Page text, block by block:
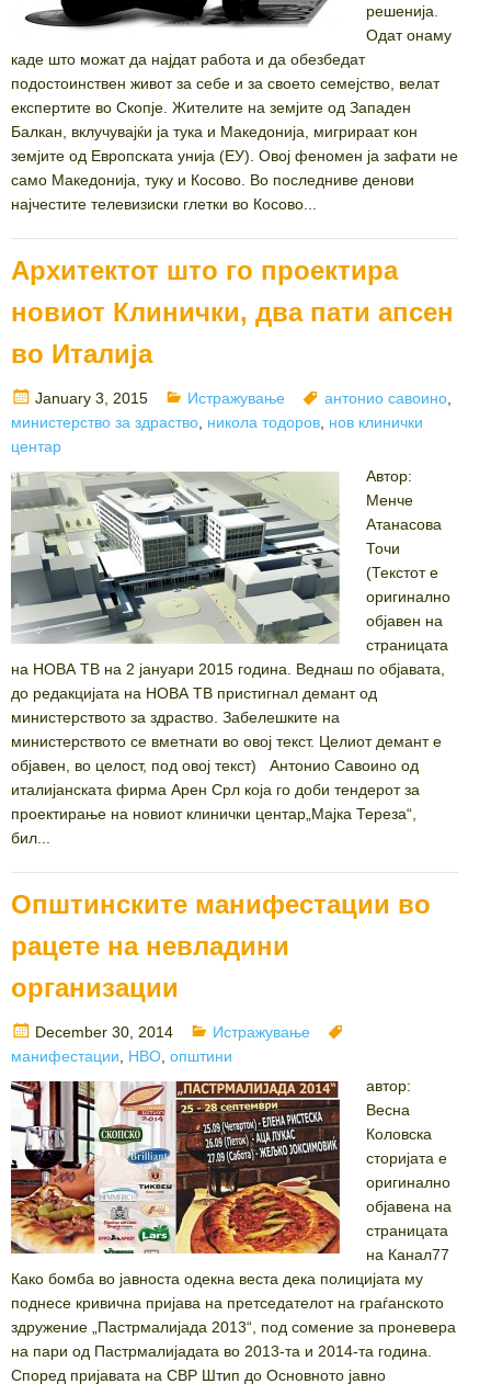
решенија.
Одат онаму
каде што можат да најдат работа и да обезбедат
подостоинствен живот за себе и за своето семејство, велат
експертите во Скопје. Жителите на земјите од Западен
Балкан, вклучувајќи ја тука и Македонија, мигрираат кон
земјите од Европската унија (ЕУ). Овој феномен ја зафати не
само Македонија, туку и Косово. Во последниве денови
најчестите телевизиски глетки во Косово...
Архитектот што го проектира
новиот Клинички, два пати апсен
во Италија
Posted
on
January 3, 2015 Categories
Истражување Tags
антонио савоино
министерство за здраство никола тодоров нов клинички
центар
Автор:
Менче
Атанасова
Точи
(Текстот е
оригинално
објавен на
страницата
на НОВА ТВ на 2 јануари 2015 година. Веднаш по објавата,
до редакцијата на НОВА ТВ пристигнал демант од
министерството за здраство. Забелешките на
министерството се вметнати во овој текст. Целиот демант е
објавен, во целост, под овој текст) Антонио Савоино од
италијанската фирма Арен Срл која го доби тендерот за
проектирање на новиот клинички центар„Мајка Тереза“,
бил...
Општинските манифестации во
рацете на невладини
организации
Posted
on
December 30, 2014 Categories
Истражување
манифестации
НВО општини
автор:
Весна
Коловска
сторијата е
оригинално
објавена на
страницата
на Канал77
Како бомба во јавноста одекна веста дека полицијата му
поднесе кривична пријава на претседателот на граѓанското
здружение „Пастрмалијада 2013“, под сомение за проневера
на пари од Пастрмалијадата во 2013-та и 2014-та година.
Според пријавата на СВР Штип до Основното јавно